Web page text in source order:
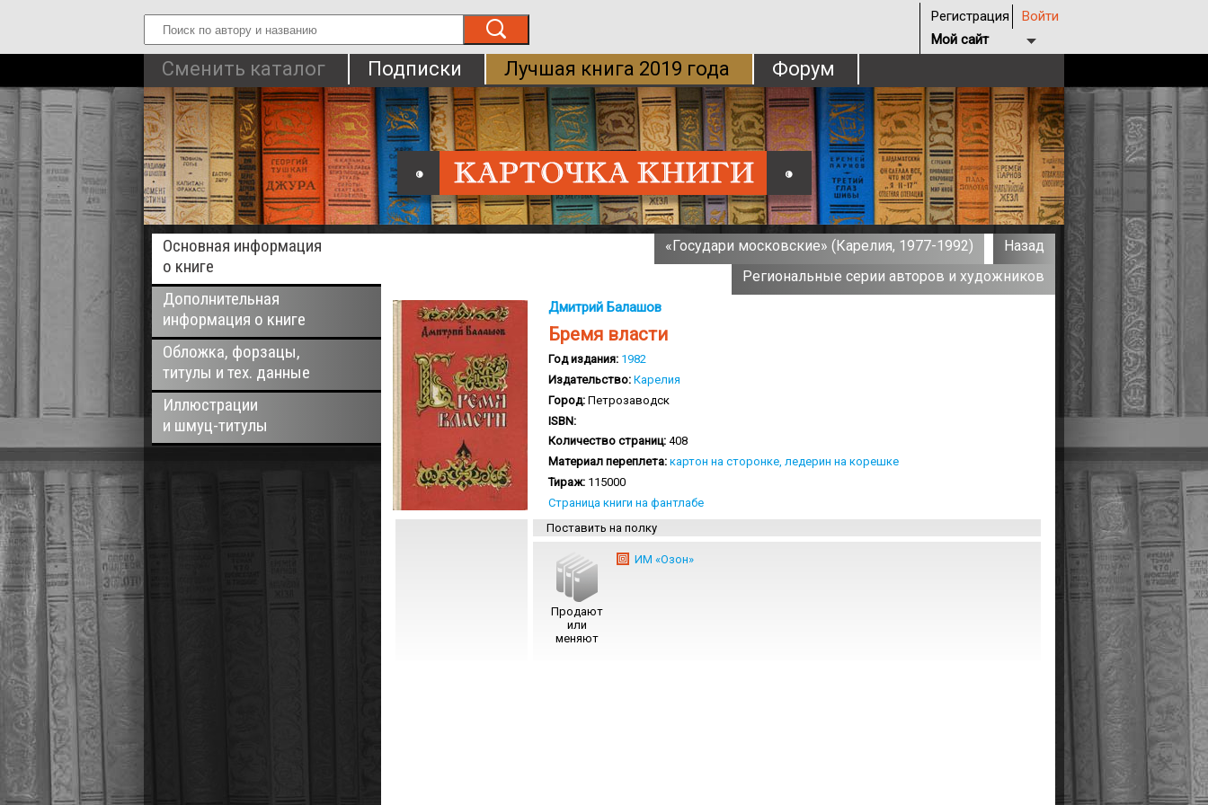
Регистрация
Войти
Мой сайт
Сменить каталог Подписки Лучшая книга 2019 года Форум
Назад
«Государи московские» (Карелия, 1977-1992)
Региональные серии авторов и художников
Основная информация
о книге
Дополнительная
информация о книге
Обложка, форзацы,
титулы и тех. данные
Иллюстрации
и шмуц-титулы
Дмитрий Балашов
Бремя власти
Год издания: 1982
Издательство: Карелия
Город: Петрозаводск
ISBN:
Количество страниц: 408
Материал переплета: картон на сторонке, ледерин на корешке
Тираж: 115000
Страница книги на фантлабе
Поставить на полку
Продают
или
меняют
ИМ «Озон»